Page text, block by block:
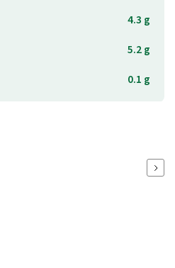
4.3 g
5.2 g
0.1 g
Next